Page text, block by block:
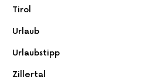
Tirol
Urlaub
Urlaubstipp
Zillertal